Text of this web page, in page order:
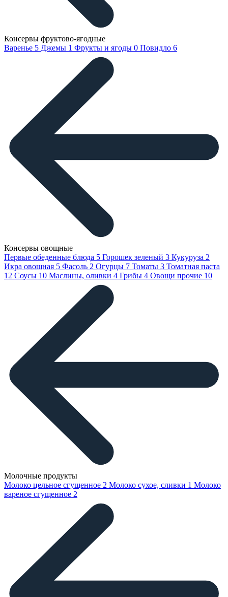
Консервы фруктово-ягодные
Варенье 5 Джемы 1 Фрукты и ягоды 0 Повидло 6
Консервы овощные
Первые обеденные блюда 5 Горошек зеленый 3 Кукуруза 2
Икра овощная 5 Фасоль 2 Огурцы 7 Томаты 3 Томатная паста
12 Соусы 10 Маслины, оливки 4 Грибы 4 Овощи прочие 10
Молочные продукты
Молоко цельное сгущенное 2 Молоко сухое, сливки 1 Молоко
вареное сгущенное 2